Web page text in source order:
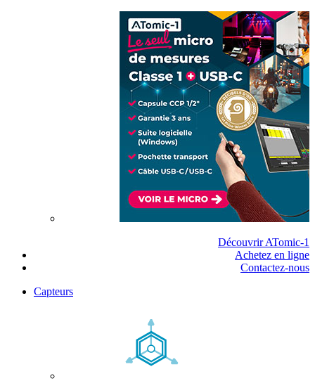
Découvrir ATomic-1
Achetez en ligne
Contactez-nous
Capteurs